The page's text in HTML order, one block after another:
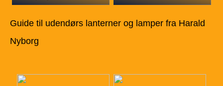
Guide til udendørs lanterner og lamper fra Harald
Nyborg